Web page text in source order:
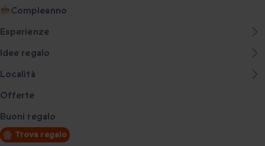
Compleanno
Esperienze
Idee regalo
Località
Offerte
Buoni regalo
Trova regalo